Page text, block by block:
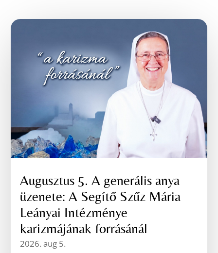
Augusztus 5. A generális anya
üzenete: A Segítő Szűz Mária
Leányai Intézménye
karizmájának forrásánál
2026. aug 5.